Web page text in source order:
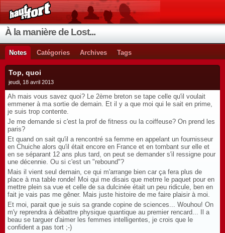
À la manière de Lost...
Notes Catégories Archives Tags
Top, quoi
jeudi, 18 avril 2013
Ah mais vous savez quoi? Le 2ème breton se tape celle qu'il voulait
emmener à ma sortie de demain. Et il y a que moi qui le sait en prime,
je suis trop contente.
Je me demande si c'est la prof de fitness ou la coiffeuse? On prend les
paris?
Et quand on sait qu'il a rencontré sa femme en appelant un fournisseur
en Chuiche alors qu'il était encore en France et en tombant sur elle et
en se séparant 12 ans plus tard, on peut se demander s'il ressigne pour
une décennie. Ou si c'est un "rebound"?
Mais il vient seul demain, ce qui m'arrange bien car ça fera plus de
place à ma table ronde! Moi qui me disais que metrre le paquet pour en
mettre plein sa vue et celle de sa dulcinée était un peu ridicule, ben en
fait je vais pas me gêner. Mais juste histoire de me faire plaisir à moi.
Et moi, parait que je suis sa grande copine de sciences... Wouhou! On
m'y reprendra à débattre physique quantique au premier rencard... Il a
beau se targuer d'aimer les femmes intelligentes, je crois que le
confident a pas tort ;-)